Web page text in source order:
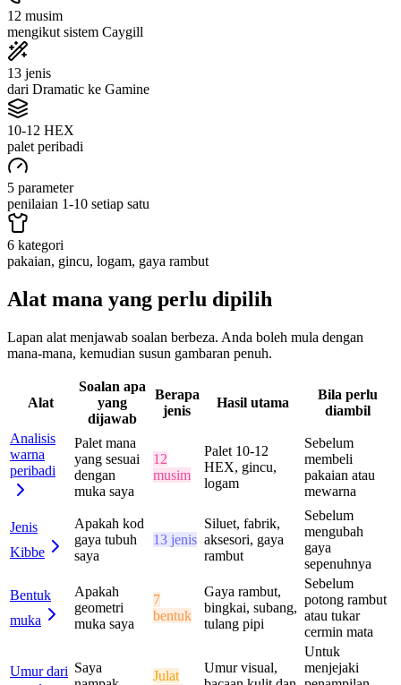
12 musim
mengikut sistem Caygill
13 jenis
dari Dramatic ke Gamine
10-12 HEX
palet peribadi
5 parameter
penilaian 1-10 setiap satu
6 kategori
pakaian, gincu, logam, gaya rambut
Alat mana yang perlu dipilih
Lapan alat menjawab soalan berbeza. Anda boleh mula dengan
mana-mana, kemudian susun gambaran penuh.
Alat
Soalan apa
yang
dijawab
Berapa
jenis
Hasil utama
Bila perlu
diambil
Analisis
warna
peribadi
Palet mana
yang sesuai
dengan
muka saya
12
musim
Palet 10-12
HEX, gincu,
logam
Sebelum
membeli
pakaian atau
mewarna
Jenis
Kibbe
Apakah kod
gaya tubuh
saya
13 jenis
Siluet, fabrik,
aksesori, gaya
rambut
Sebelum
mengubah
gaya
sepenuhnya
Bentuk
muka
Apakah
geometri
muka saya
7
bentuk
Gaya rambut,
bingkai, subang,
tulang pipi
Sebelum
potong rambut
atau tukar
cermin mata
Umur dari Saya
Julat
Umur visual,
Untuk
menjejaki